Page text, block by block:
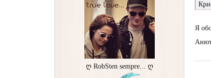
ღ RobSten sempre... ღ
Я